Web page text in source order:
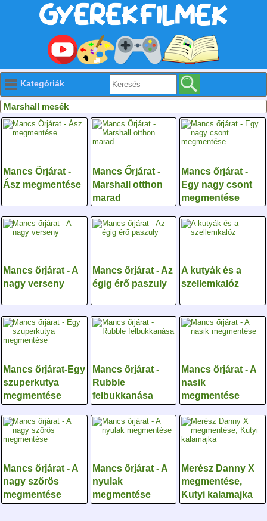
Kategóriák
Marshall mesék
Mancs Örjárat -
Ász megmentése
Mancs Őrjárat -
Marshall otthon
marad
Mancs őrjárat -
Egy nagy csont
megmentése
Mancs őrjárat - A
nagy verseny
Mancs őrjárat - Az
égig érő paszuly
A kutyák és a
szellemkalóz
Mancs őrjárat-Egy
szuperkutya
megmentése
Mancs őrjárat -
Rubble
felbukkanása
Mancs őrjárat - A
nasik
megmentése
Mancs őrjárat - A
nagy szőrös
megmentése
Mancs őrjárat - A
nyulak
megmentése
Merész Danny X
megmentése,
Kutyi kalamajka